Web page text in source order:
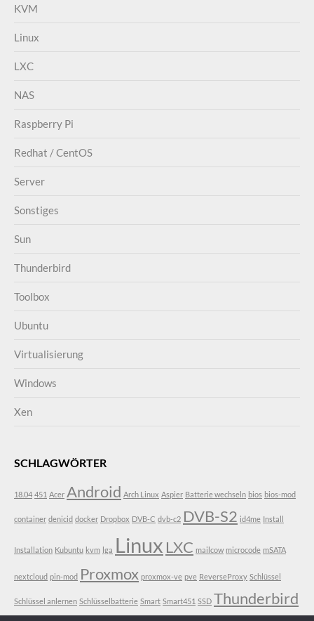
KVM
Linux
LXC
NAS
Raspberry Pi
Redhat / CentOS
Server
Sonstiges
Sun
Thunderbird
Toolbox
Ubuntu
Virtualisierung
Windows
Xen
SCHLAGWÖRTER
18.04 451 Acer Android Arch Linux Aspier Batterie wechseln bios bios-mod
container denicid docker Dropbox DVB-C dvb-c2 DVB-S2 id4me Install
Installation Kubuntu kvm lga Linux LXC mailcow microcode mSATA
nextcloud pin-mod Proxmox proxmox-ve pve ReverseProxy Schlüssel
Schlüssel anlernen Schlüsselbatterie Smart Smart451 SSD Thunderbird